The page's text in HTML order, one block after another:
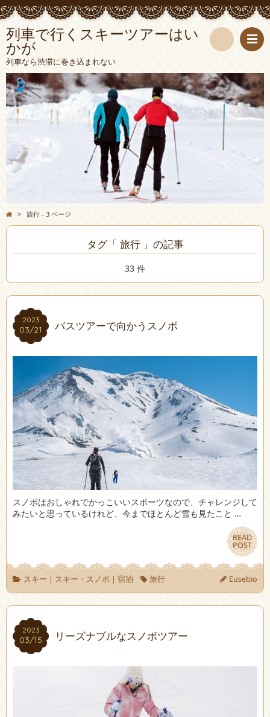
列車で行くスキーツアーはい
かが
列車なら渋滞に巻き込まれない
索
> 旅行 - 3 ページ
タグ「 旅行 」の記事
33 件
2023
03/21
2023
03/21 バスツアーで向かうスノボ
スノボはおしゃれでかっこいいスポーツなので、チャレンジして
みたいと思っているけれど、今までほとんど雪も見たこと …
READ
POST
READ
POST
スキー | スキー・スノボ | 宿泊 旅行 Eusebio
2023
03/15
2023
03/15 リーズナブルなスノボツアー